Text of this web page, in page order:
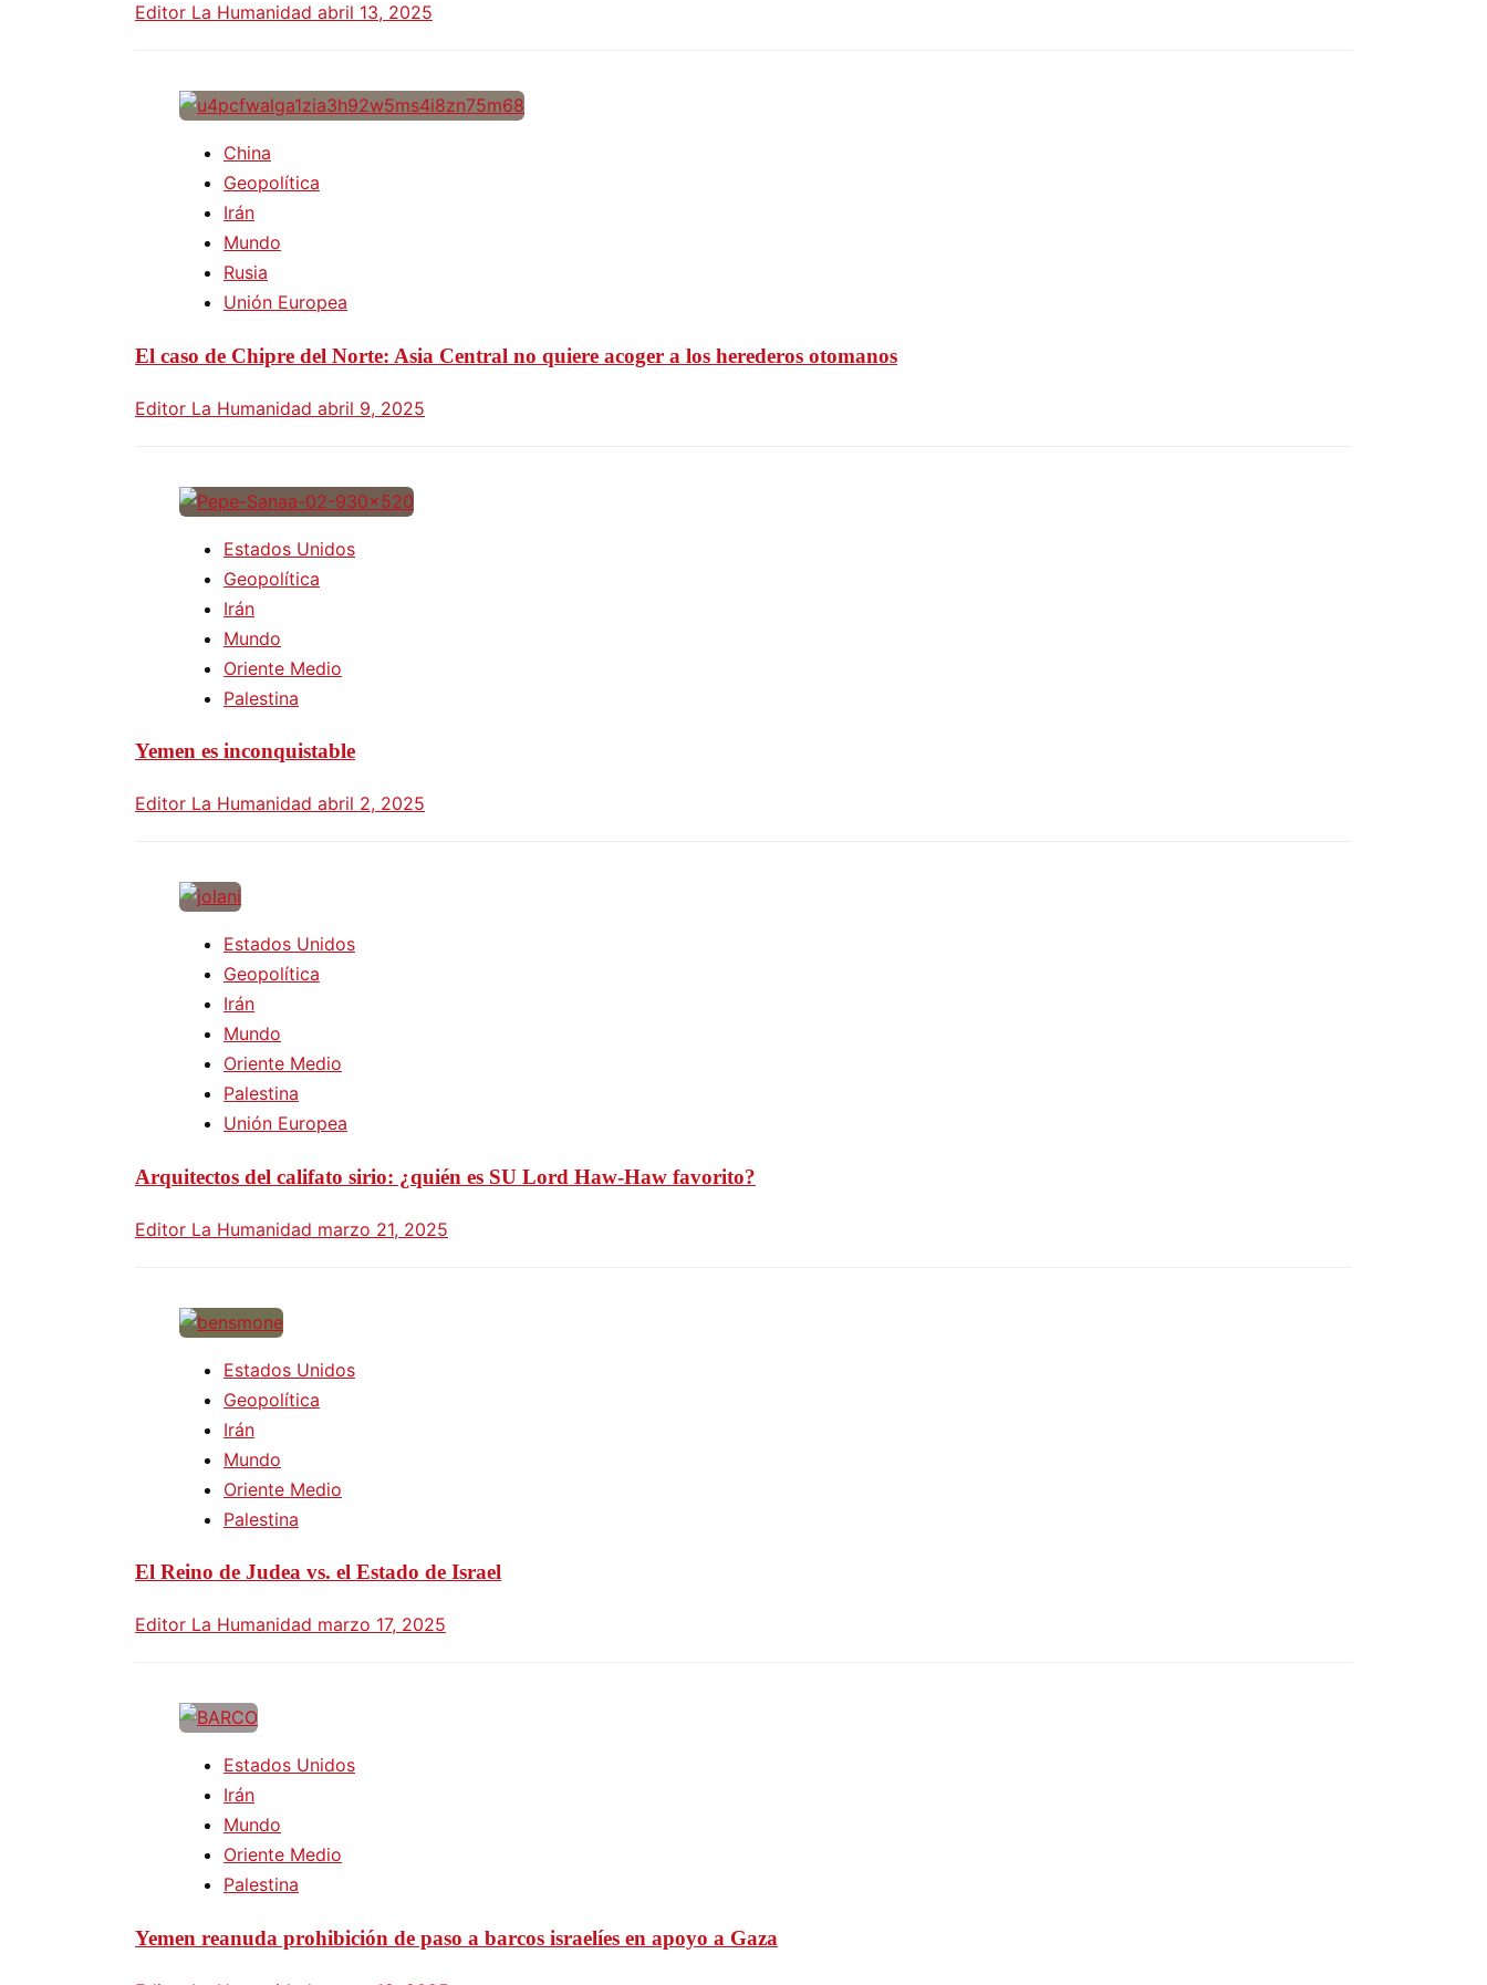
Editor La Humanidad abril 13, 2025
China
Geopolítica
Irán
Mundo
Rusia
Unión Europea
El caso de Chipre del Norte: Asia Central no quiere acoger a los herederos otomanos
Editor La Humanidad abril 9, 2025
Estados Unidos
Geopolítica
Irán
Mundo
Oriente Medio
Palestina
Yemen es inconquistable
Editor La Humanidad abril 2, 2025
Estados Unidos
Geopolítica
Irán
Mundo
Oriente Medio
Palestina
Unión Europea
Arquitectos del califato sirio: ¿quién es SU Lord Haw-Haw favorito?
Editor La Humanidad marzo 21, 2025
Estados Unidos
Geopolítica
Irán
Mundo
Oriente Medio
Palestina
El Reino de Judea vs. el Estado de Israel
Editor La Humanidad marzo 17, 2025
Estados Unidos
Irán
Mundo
Oriente Medio
Palestina
Yemen reanuda prohibición de paso a barcos israelíes en apoyo a Gaza